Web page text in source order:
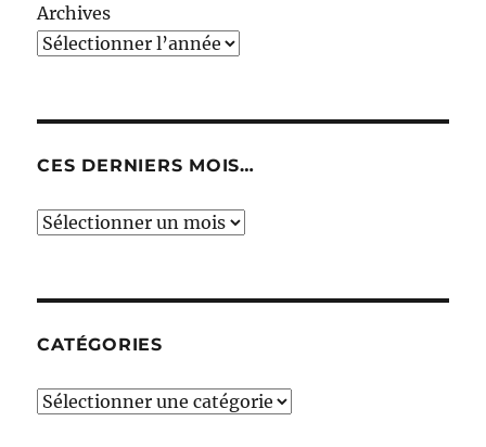
Archives
CES DERNIERS MOIS…
Ces
CATÉGORIES
Catégories